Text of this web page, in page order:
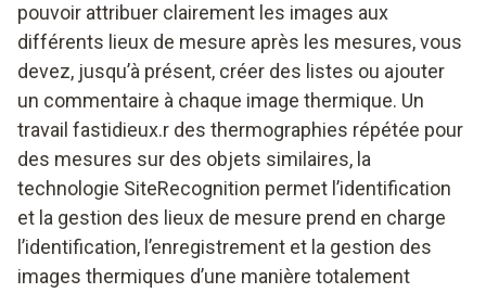
pouvoir attribuer clairement les images aux
différents lieux de mesure après les mesures, vous
devez, jusqu’à présent, créer des listes ou ajouter
un commentaire à chaque image thermique. Un
travail fastidieux.r des thermographies répétée pour
des mesures sur des objets similaires, la
technologie SiteRecognition permet l’identification
et la gestion des lieux de mesure prend en charge
l’identification, l’enregistrement et la gestion des
images thermiques d’une manière totalement